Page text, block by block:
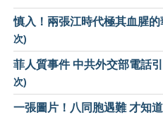
慎入！兩張江時代極其血腥的
次)
菲人質事件 中共外交部電話
次)
一張圖片！八同胞遇難 才知